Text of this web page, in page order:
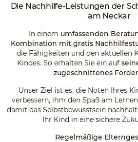
Die Nachhilfe-Leistungen der
am Neckar
In einem umfassenden
Kombination mit gratis
die Fähigkeiten und den aktuellen
Kindes. So erhalten Sie ein auf
zugeschnittenes
Unser Ziel ist es, die Noten Ihres
verbessern, ihm den Spaß am
damit das Selbstbewusstsein
Ihr Kind in eine sichere
Regelmäßige